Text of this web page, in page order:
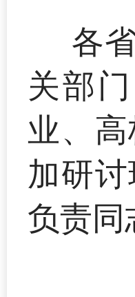
各
关部
业、
加研
负责同